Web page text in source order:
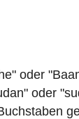
oder
oder